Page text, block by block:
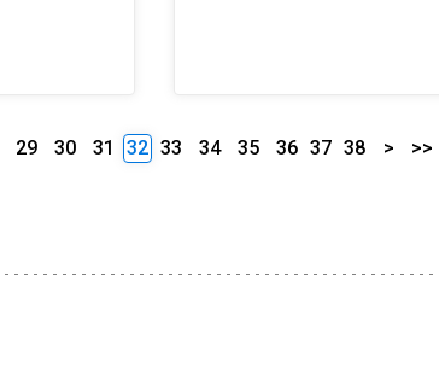
29 30 31 32 33 34 35 36 37 38 > >>